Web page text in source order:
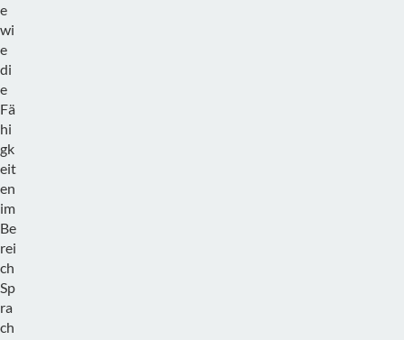
e
wi
e
di
e
Fä
hi
gk
eit
en
im
Be
rei
ch
Sp
ra
ch